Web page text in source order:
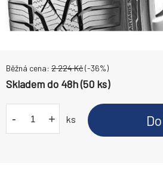
Běžná cena: 2 224Kč(-36%)
Skladem do 48h (50 ks)
- + ks